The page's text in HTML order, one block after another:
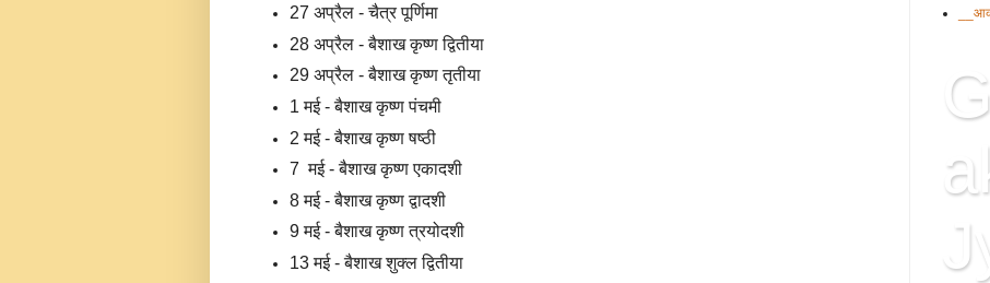
27 अप्रैल - चैत्र पूर्णिमा
28 अप्रैल - बैशाख कृष्ण द्वितीया
29 अप्रैल - बैशाख कृष्ण तृतीया
1 मई -बैशाख कृष्ण पंचमी
2 मई -बैशाख कृष्ण षष्ठी
7 मई -बैशाख कृष्ण एकादशी
8 मई -बैशाख कृष्ण द्वादशी
9 मई -बैशाख कृष्ण त्रयोदशी
13 मई - बैशाख शुक्ल द्वितीया